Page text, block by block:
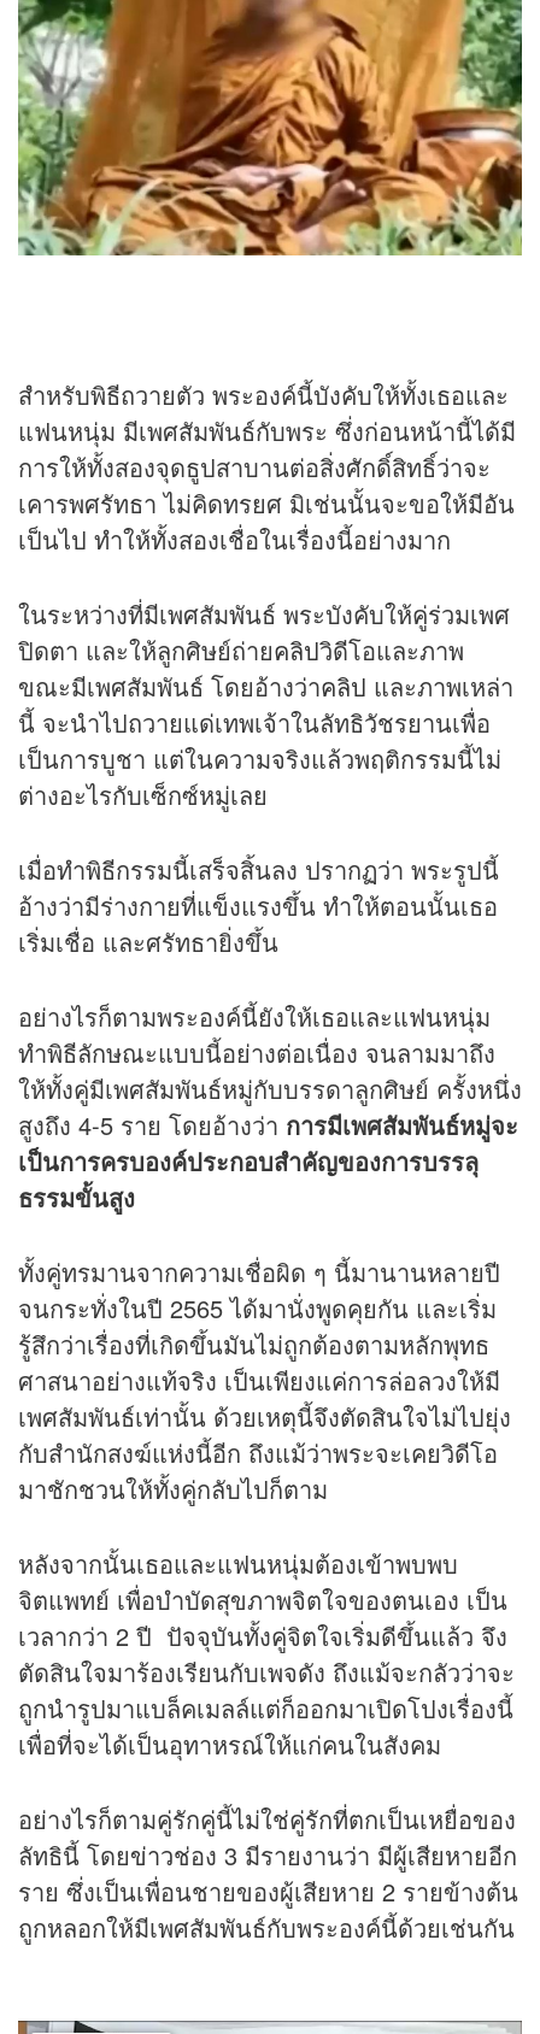
สำหรับพิธีถวายตัว พระองค์นี้บังคับให้ทั้งเธอและ
แฟนหนุ่ม มีเพศสัมพันธ์กับพระ ซึ่งก่อนหน้านี้ได้มี
การให้ทั้งสองจุดธูปสาบานต่อสิ่งศักดิ์สิทธิ์ว่าจะ
เคารพศรัทธา ไม่คิดทรยศ มิเช่นนั้นจะขอให้มีอัน
เป็นไป ทำให้ทั้งสองเชื่อในเรื่องนี้อย่างมาก
ในระหว่างที่มีเพศสัมพันธ์ พระบังคับให้คู่ร่วมเพศ
ปิดตา และให้ลูกศิษย์ถ่ายคลิปวิดีโอและภาพ
ขณะมีเพศสัมพันธ์ โดยอ้างว่าคลิป และภาพเหล่า
นี้ จะนำไปถวายแด่เทพเจ้าในลัทธิวัชรยานเพื่อ
เป็นการบูชา แต่ในความจริงแล้วพฤติกรรมนี้ไม่
ต่างอะไรกับเซ็กซ์หมู่เลย
เมื่อทำพิธีกรรมนี้เสร็จสิ้นลง ปรากฏว่า พระรูปนี้
อ้างว่ามีร่างกายที่แข็งแรงขึ้น ทำให้ตอนนั้นเธอ
เริ่มเชื่อ และศรัทธายิ่งขึ้น
อย่างไรก็ตามพระองค์นี้ยังให้เธอและแฟนหนุ่ม
ทำพิธีลักษณะแบบนี้อย่างต่อเนื่อง จนลามมาถึง
ให้ทั้งคู่มีเพศสัมพันธ์หมู่กับบรรดาลูกศิษย์ ครั้งหนึ่ง
สูงถึง 4-5 ราย โดยอ้างว่า การมีเพศสัมพันธ์หมู่จะ
เป็นการครบองค์ประกอบสำคัญของการบรรลุ
ธรรมขั้นสูง
ทั้งคู่ทรมานจากความเชื่อผิด ๆ นี้มานานหลายปี
จนกระทั่งในปี 2565 ได้มานั่งพูดคุยกัน และเริ่ม
รู้สึกว่าเรื่องที่เกิดขึ้นมันไม่ถูกต้องตามหลักพุทธ
ศาสนาอย่างแท้จริง เป็นเพียงแค่การล่อลวงให้มี
เพศสัมพันธ์เท่านั้น ด้วยเหตุนี้จึงตัดสินใจไม่ไปยุ่ง
กับสำนักสงฆ์แห่งนี้อีก ถึงแม้ว่าพระจะเคยวิดีโอ
มาชักชวนให้ทั้งคู่กลับไปก็ตาม
หลังจากนั้นเธอและแฟนหนุ่มต้องเข้าพบพบ
จิตแพทย์ เพื่อบำบัดสุขภาพจิตใจของตนเอง เป็น
เวลากว่า 2 ปี ปัจจุบันทั้งคู่จิตใจเริ่มดีขึ้นแล้ว จึง
ตัดสินใจมาร้องเรียนกับเพจดัง ถึงแม้จะกลัวว่าจะ
ถูกนำรูปมาแบล็คเมลล์แต่ก็ออกมาเปิดโปงเรื่องนี้
เพื่อที่จะได้เป็นอุทาหรณ์ให้แก่คนในสังคม
อย่างไรก็ตามคู่รักคู่นี้ไม่ใช่คู่รักที่ตกเป็นเหยื่อของ
ลัทธินี้ โดยข่าวช่อง 3 มีรายงานว่า มีผู้เสียหายอีก
ราย ซึ่งเป็นเพื่อนชายของผู้เสียหาย 2 รายข้างต้น
ถูกหลอกให้มีเพศสัมพันธ์กับพระองค์นี้ด้วยเช่นกัน